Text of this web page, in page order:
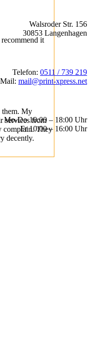
it
them. My
services from
complain. They
decently.
Walsroder Str. 156
30853 Langenhagen
Telefon: 0511 / 739 219
mail@print-xpress.net
Mo-Do 10:00 – 18:00 Uhr
Fr 10:00 – 16:00 Uhr